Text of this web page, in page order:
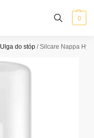
0
Ulga do stóp /Silcare Nappa